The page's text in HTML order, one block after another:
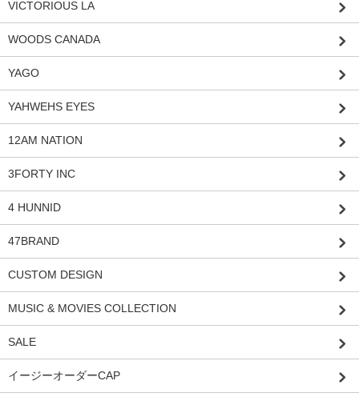
VICTORIOUS LA
WOODS CANADA
YAGO
YAHWEHS EYES
12AM NATION
3FORTY INC
4 HUNNID
47BRAND
CUSTOM DESIGN
MUSIC & MOVIES COLLECTION
SALE
イージーオーダーCAP